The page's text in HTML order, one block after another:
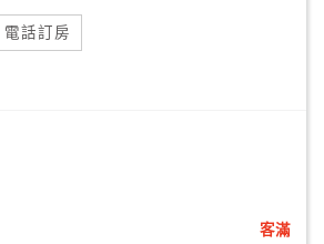
電話訂房
客滿